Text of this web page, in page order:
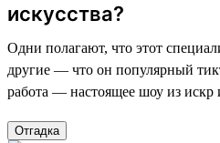
искусства?
Одни полагают, что этот
другие — что он популярный
работа — настоящее шоу из искр
Отгадка